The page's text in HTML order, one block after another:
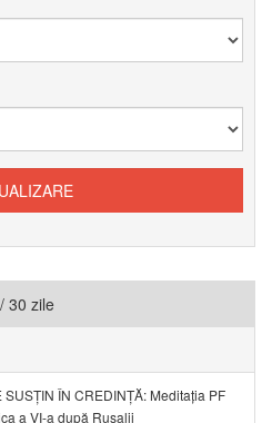
30 zile
ÎN CREDINȚĂ: Meditația PF
a VI-a după Rusalii